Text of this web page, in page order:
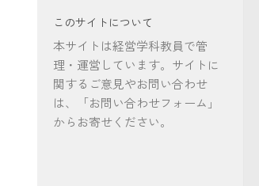
このサイトについて
本サイトは経営学科教員で管
理・運営しています。サイトに
関するご意見やお問い合わせ
は、「お問い合わせフォーム」
からお寄せください。